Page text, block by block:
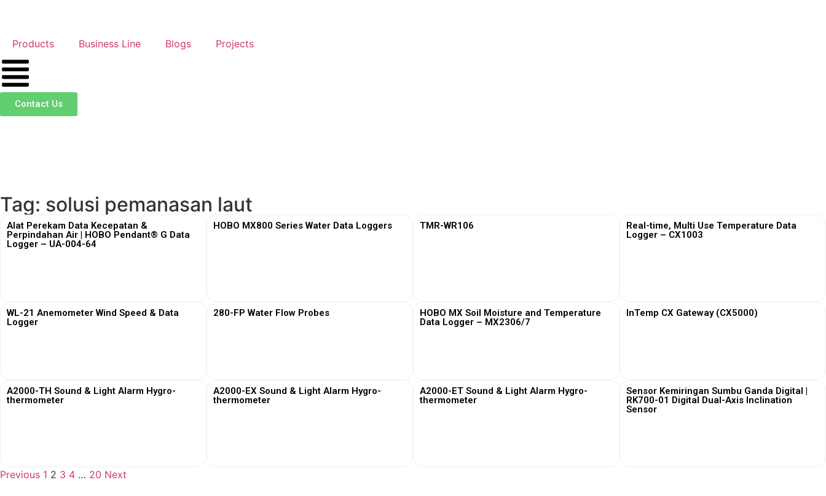
Products Business Line Blogs Projects
Contact Us
Tag: solusi pemanasan laut
Alat Perekam Data Kecepatan &
Perpindahan Air | HOBO Pendant® G Data
Logger – UA-004-64
HOBO MX800 Series Water Data Loggers TMR-WR106
Real-time, Multi Use Temperature Data
Logger – CX1003
WL-21 Anemometer Wind Speed & Data
Logger
280-FP Water Flow Probes
HOBO MX Soil Moisture and Temperature
Data Logger – MX2306/7
InTemp CX Gateway (CX5000)
A2000-TH Sound & Light Alarm Hygro-
thermometer
A2000-EX Sound & Light Alarm Hygro-
thermometer
A2000-ET Sound & Light Alarm Hygro-
thermometer
Sensor Kemiringan Sumbu Ganda Digital |
RK700-01 Digital Dual-Axis Inclination
Sensor
Previous 1 2 3 4 … 20 Next